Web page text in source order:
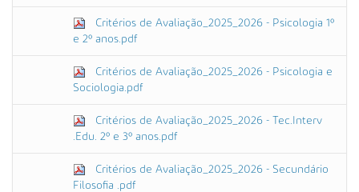
Critérios de Avaliação_2025_2026 - Psicologia 1º
e 2º anos.pdf
Critérios de Avaliação_2025_2026 - Psicologia e
Sociologia.pdf
Critérios de Avaliação_2025_2026 - Tec.Interv
.Edu. 2º e 3º anos.pdf
Critérios de Avaliação_2025_2026 - Secundário
Filosofia .pdf